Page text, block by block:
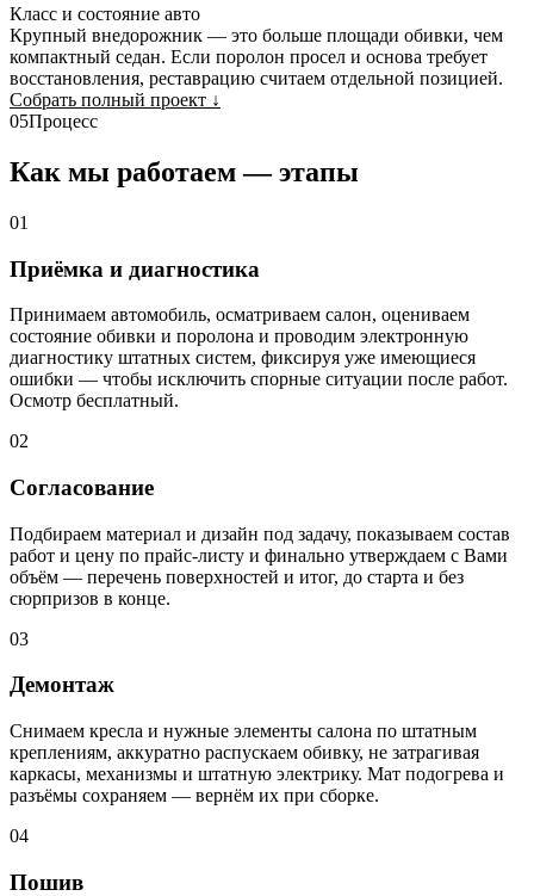
Класс и состояние авто
Крупный внедорожник — это больше площади обивки, чем
компактный седан. Если поролон просел и основа требует
восстановления, реставрацию считаем отдельной позицией.
Собрать полный проект ↓
05Процесс
Как мы работаем — этапы
01
Приёмка и диагностика
Принимаем автомобиль, осматриваем салон, оцениваем
состояние обивки и поролона и проводим электронную
диагностику штатных систем, фиксируя уже имеющиеся
ошибки — чтобы исключить спорные ситуации после работ.
Осмотр бесплатный.
02
Согласование
Подбираем материал и дизайн под задачу, показываем состав
работ и цену по прайс-листу и финально утверждаем с Вами
объём — перечень поверхностей и итог, до старта и без
сюрпризов в конце.
03
Демонтаж
Снимаем кресла и нужные элементы салона по штатным
креплениям, аккуратно распускаем обивку, не затрагивая
каркасы, механизмы и штатную электрику. Мат подогрева и
разъёмы сохраняем — вернём их при сборке.
04
Пошив